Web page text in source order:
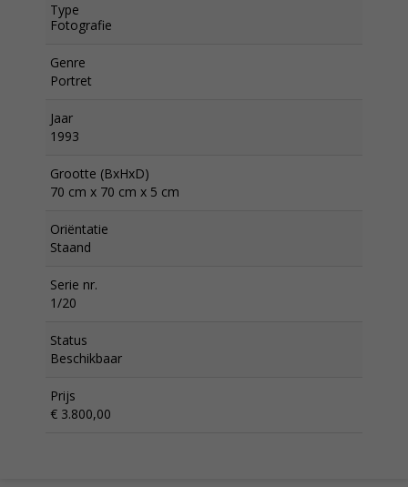
Type
Fotografie
Genre
Portret
Jaar
1993
Grootte (BxHxD)
70 cm x 70 cm x 5 cm
Oriëntatie
Staand
Serie nr.
1/20
Status
Beschikbaar
Prijs
€ 3.800,00